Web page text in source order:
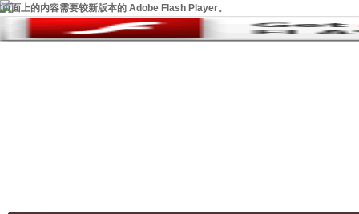
面上的内容需要较新版本的 Adobe Flash Player。